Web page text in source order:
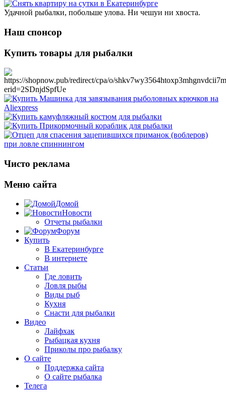
Удачной рыбалки, побольше улова. Ни чешуи ни хвоста.
Наш спонсор
Купить товары для рыбалки
Чисто реклама
Меню сайта
Домой
Новости
Отчеты рыбалки
Форум
Купить
В Екатеринбурге
В интернете
Статьи
Где ловить
Ловля рыбы
Виды рыб
Кухня
Снасти для рыбалки
Видео
Лайфхак
Рыбацкая кухня
Приколы про рыбалку
О сайте
Поддержка сайта
О сайте рыбалка
Телега